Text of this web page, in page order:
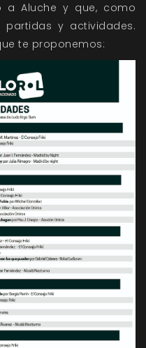
a Aluche y que, como
partidas y actividades.
te proponemos: